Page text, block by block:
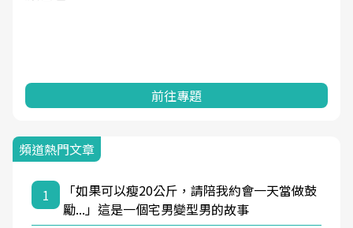
前往專題
頻道熱門文章
1
「如果可以瘦20公斤，請陪我約會一天當做鼓
勵...」這是一個宅男變型男的故事